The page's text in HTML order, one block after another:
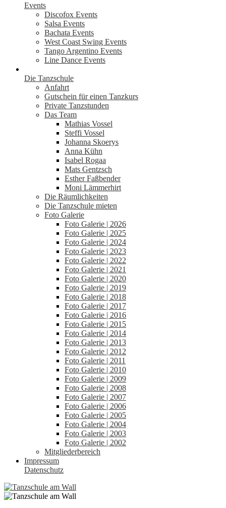
Events
Discofox Events
Salsa Events
Bachata Events
West Coast Swing Events
Tango Argentino Events
Line Dance Events
Die Tanzschule
Anfahrt
Gutschein für einen Tanzkurs
Private Tanzstunden
Das Team
Mathias Vossel
Steffi Vossel
Johanna Skoerys
Anna Kühn
Isabel Rogaa
Mats Gentzsch
Esther Faßbender
Moni Lämmerhirt
Die Räumlichkeiten
Die Tanzschule mieten
Foto Galerie
Foto Galerie | 2026
Foto Galerie | 2025
Foto Galerie | 2024
Foto Galerie | 2023
Foto Galerie | 2022
Foto Galerie | 2021
Foto Galerie | 2020
Foto Galerie | 2019
Foto Galerie | 2018
Foto Galerie | 2017
Foto Galerie | 2016
Foto Galerie | 2015
Foto Galerie | 2014
Foto Galerie | 2013
Foto Galerie | 2012
Foto Galerie | 2011
Foto Galerie | 2010
Foto Galerie | 2009
Foto Galerie | 2008
Foto Galerie | 2007
Foto Galerie | 2006
Foto Galerie | 2005
Foto Galerie | 2004
Foto Galerie | 2003
Foto Galerie | 2002
Mitgliederbereich
Impressum
Datenschutz